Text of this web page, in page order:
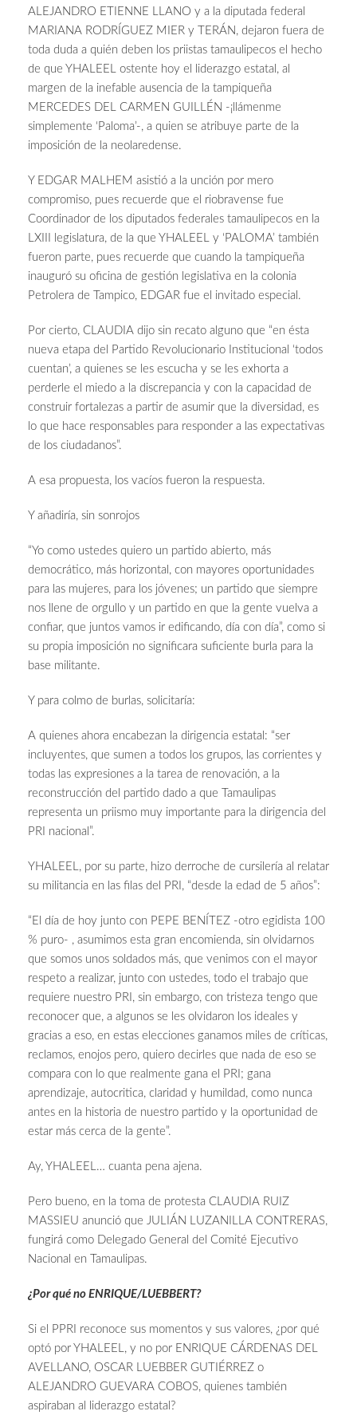
ALEJANDRO ETIENNE LLANO y a la diputada federal
MARIANA RODRÍGUEZ MIER y TERÁN, dejaron fuera de
toda duda a quién deben los priistas tamaulipecos el hecho
de que YHALEEL ostente hoy el liderazgo estatal, al
margen de la inefable ausencia de la tampiqueña
MERCEDES DEL CARMEN GUILLÉN -¡llámenme
simplemente ‘Paloma’-, a quien se atribuye parte de la
imposición de la neolaredense.
Y EDGAR MALHEM asistió a la unción por mero
compromiso, pues recuerde que el riobravense fue
Coordinador de los diputados federales tamaulipecos en la
LXIII legislatura, de la que YHALEEL y ‘PALOMA’ también
fueron parte, pues recuerde que cuando la tampiqueña
inauguró su oficina de gestión legislativa en la colonia
Petrolera de Tampico, EDGAR fue el invitado especial.
Por cierto, CLAUDIA dijo sin recato alguno que “en ésta
nueva etapa del Partido Revolucionario Institucional ‘todos
cuentan’, a quienes se les escucha y se les exhorta a
perderle el miedo a la discrepancia y con la capacidad de
construir fortalezas a partir de asumir que la diversidad, es
lo que hace responsables para responder a las expectativas
de los ciudadanos”.
A esa propuesta, los vacíos fueron la respuesta.
Y añadiría, sin sonrojos
“Yo como ustedes quiero un partido abierto, más
democrático, más horizontal, con mayores oportunidades
para las mujeres, para los jóvenes; un partido que siempre
nos llene de orgullo y un partido en que la gente vuelva a
confiar, que juntos vamos ir edificando, día con día”, como si
su propia imposición no significara suficiente burla para la
base militante.
Y para colmo de burlas, solicitaría:
A quienes ahora encabezan la dirigencia estatal: “ser
incluyentes, que sumen a todos los grupos, las corrientes y
todas las expresiones a la tarea de renovación, a la
reconstrucción del partido dado a que Tamaulipas
representa un priismo muy importante para la dirigencia del
PRI nacional”.
YHALEEL, por su parte, hizo derroche de cursilería al relatar
su militancia en las filas del PRI, “desde la edad de 5 años”:
“El día de hoy junto con PEPE BENÍTEZ -otro egidista 100
% puro- , asumimos esta gran encomienda, sin olvidarnos
que somos unos soldados más, que venimos con el mayor
respeto a realizar, junto con ustedes, todo el trabajo que
requiere nuestro PRI, sin embargo, con tristeza tengo que
reconocer que, a algunos se les olvidaron los ideales y
gracias a eso, en estas elecciones ganamos miles de críticas,
reclamos, enojos pero, quiero decirles que nada de eso se
compara con lo que realmente gana el PRI; gana
aprendizaje, autocritica, claridad y humildad, como nunca
antes en la historia de nuestro partido y la oportunidad de
estar más cerca de la gente”.
Ay, YHALEEL… cuanta pena ajena.
Pero bueno, en la toma de protesta CLAUDIA RUIZ
MASSIEU anunció que JULIÁN LUZANILLA CONTRERAS,
fungirá como Delegado General del Comité Ejecutivo
Nacional en Tamaulipas.
¿Por qué no ENRIQUE/LUEBBERT?
Si el PPRI reconoce sus momentos y sus valores, ¿por qué
optó por YHALEEL, y no por ENRIQUE CÁRDENAS DEL
AVELLANO, OSCAR LUEBBER GUTIÉRREZ o
ALEJANDRO GUEVARA COBOS, quienes también
aspiraban al liderazgo estatal?